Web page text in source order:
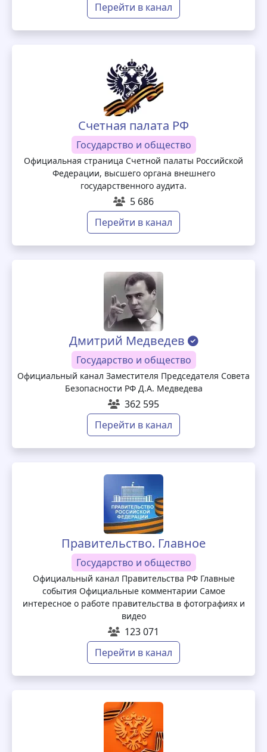
Перейти в канал
Счетная палата РФ
Государство и общество
Официальная страница Счетной палаты Российской
Федерации, высшего органа внешнего
государственного аудита.
5 686
Перейти в канал
Дмитрий Медведев
Государство и общество
Официальный канал Заместителя Председателя Совета
Безопасности РФ Д.А. Медведева
362 595
Перейти в канал
Правительство. Главное
Государство и общество
Официальный канал Правительства РФ Главные
события Официальные комментарии Самое
интересное о работе правительства в фотографиях и
видео
123 071
Перейти в канал